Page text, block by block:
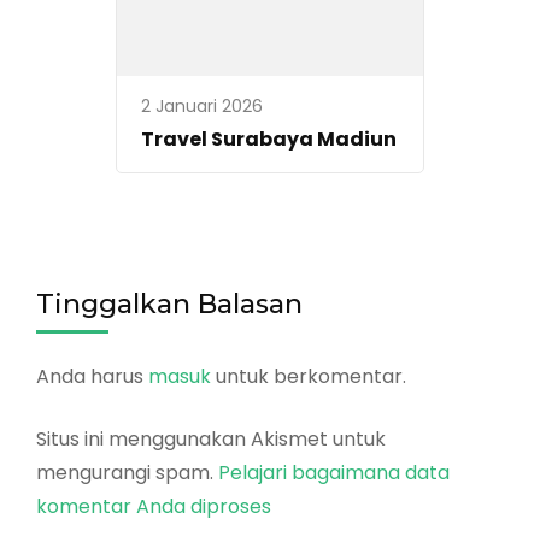
2 Januari 2026
Travel Surabaya Madiun
Tinggalkan Balasan
Anda harus masukuntuk berkomentar.
Situs ini menggunakan Akismet untuk
mengurangi spam. Pelajari bagaimana data
komentar Anda diproses